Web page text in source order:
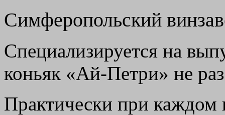
Симферопольский
Специализируется на
коньяк «Ай-Петри» не
Практически при каждом